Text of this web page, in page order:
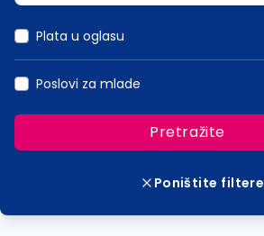
Plata u oglasu
Poslovi za mlade
Pretražite
Poništite filtere